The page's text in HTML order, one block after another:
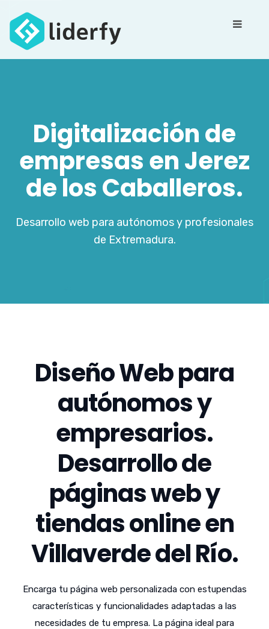
Digitalización de
empresas en Jerez
de los Caballeros.
Desarrollo web para autónomos y profesionales
de Extremadura.
Diseño Web para
autónomos y
empresarios.
Desarrollo de
páginas web y
tiendas online en
Villaverde del Río.
Encarga tu página web personalizada con estupendas
características y funcionalidades adaptadas a las
necesidades de tu empresa. La página ideal para